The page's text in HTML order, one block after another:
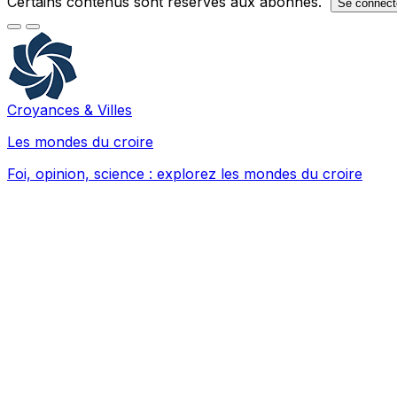
Se
Croyances & Villes
Les mondes du croire
Foi, opinion, science : explorez les mondes du croire